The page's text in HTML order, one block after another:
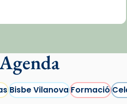
Bisbe VilanovaFormació